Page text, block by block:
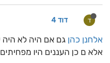
ד דוד 4
אלחנן כהן גם אם היה לא היה
אלא ם כן העננים היו